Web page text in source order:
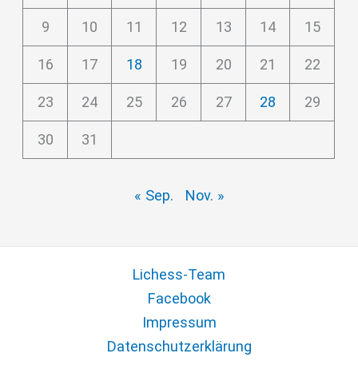
9 10 11 12 13 14 15
16 17 18 19 20 21 22
23 24 25 26 27 28 29
30 31
« Sep. Nov. »
Lichess-Team
Facebook
Impressum
Datenschutzerklärung